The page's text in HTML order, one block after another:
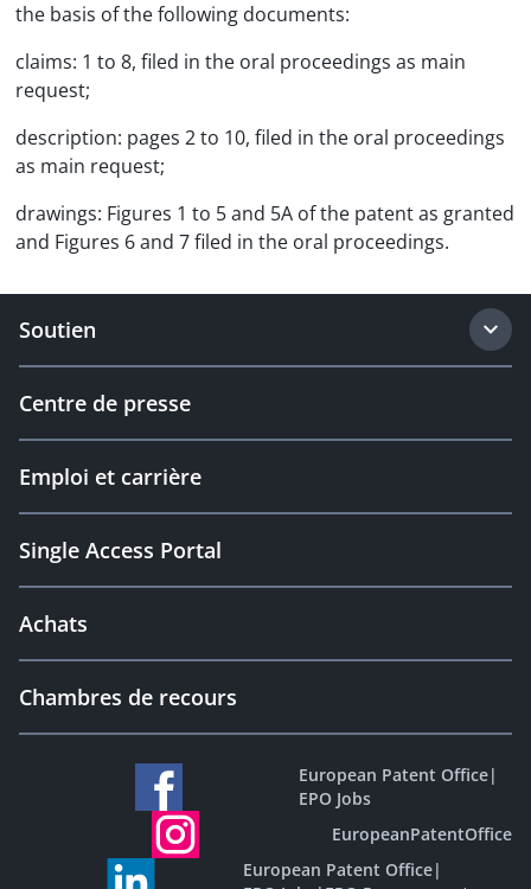
the basis of the following documents:
claims: 1 to 8, filed in the oral proceedings as main
request;
description: pages 2 to 10, filed in the oral proceedings
as main request;
drawings: Figures 1 to 5 and 5A of the patent as granted
and Figures 6 and 7 filed in the oral proceedings.
Soutien
Centre de presse
Emploi et carrière
Single Access Portal
Achats
Chambres de recours
European Patent Office|
EPO Jobs
EuropeanPatentOffice
European Patent Office|